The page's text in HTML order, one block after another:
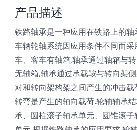
产品描述
铁路轴承是一种应用在铁路上的
车辆轮轴系统因应用条件不同而
车、客车有轴箱,轴承通过轴箱与
无轴箱,轴承通过承载鞍与转向架
对和转向架构架之间产生的冲击
转弯是产生的轴向载荷.轮轴轴承
承、圆柱滚子轴承单元、圆锥滚